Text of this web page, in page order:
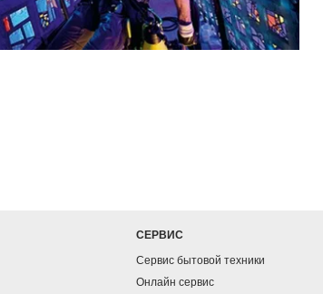
СЕРВИС
Сервис бытовой техники
Онлайн сервис